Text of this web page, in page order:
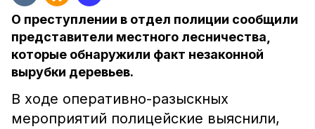
О преступлении в отдел полиции сообщили
представители местного лесничества,
которые обнаружили факт незаконной
вырубки деревьев.
В ходе оперативно-разыскных
мероприятий полицейские выяснили,